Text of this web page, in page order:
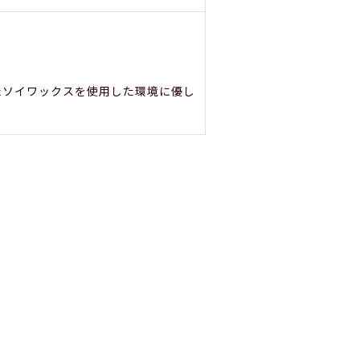
イワックスを使用した環境に優し